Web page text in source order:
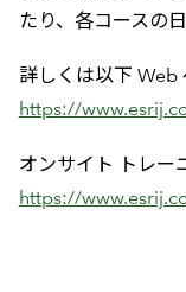
たり、各コースの
詳しくは以下 Web
https://
オンサイト トレー
https://